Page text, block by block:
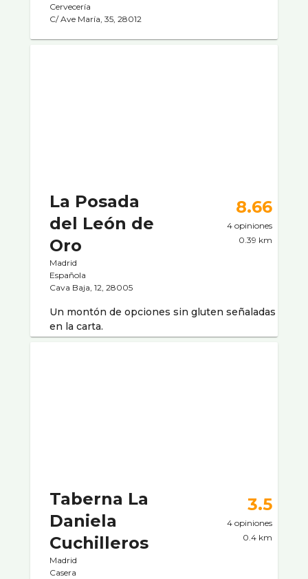
Cervecerí­a
C/ Ave Marí­a, 35, 28012
La Posada
del León de
Oro
Madrid
Española
Cava Baja, 12, 28005
8.66
4 opiniones
0.39 km
Un montón de opciones sin gluten señaladas
en la carta.
Taberna La
Daniela
Cuchilleros
Madrid
Casera
3.5
4 opiniones
0.4 km